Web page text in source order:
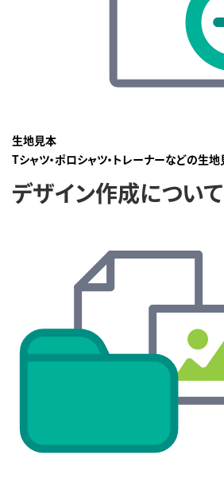
生地見本
Tシャツ・ポロシャツ・トレーナーなどの生
デザイン作成について